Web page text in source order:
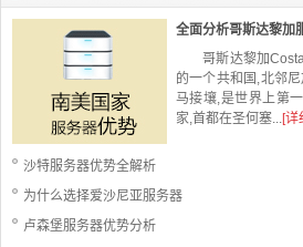
全面分析哥斯达黎加
哥斯达黎加
的一个共和国,北邻
马接壤,是世界上第
家,首都在圣何塞...[详
沙特服务器优势全解析
为什么选择爱沙尼亚服务器
卢森堡服务器优势分析